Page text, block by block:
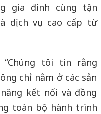
gia đình cùng tận
dịch vụ cao cấp từ
“Chúng tôi tin rằng
chỉ nằm ở các sản
kết nối và đồng
toàn bộ hành trình